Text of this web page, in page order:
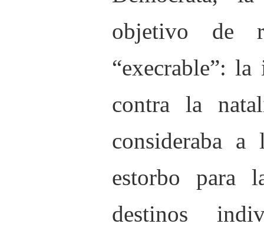
objetivo de
“execrable”:
contra la
consideraba
estorbo para
destinos